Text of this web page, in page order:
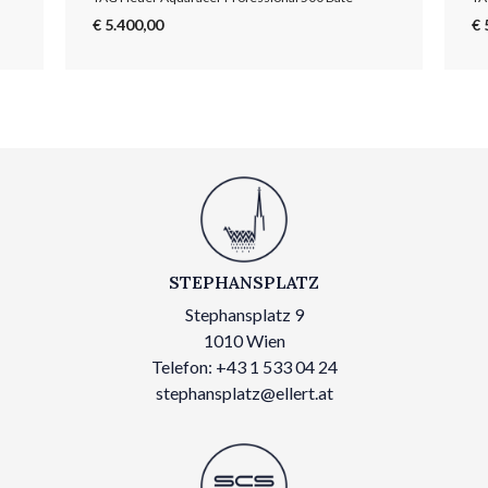
€ 5.400,00 €
STEPHANSPLATZ
Stephansplatz 9
1010 Wien
Telefon: +43 1 533 04 24
stephansplatz@ellert.at